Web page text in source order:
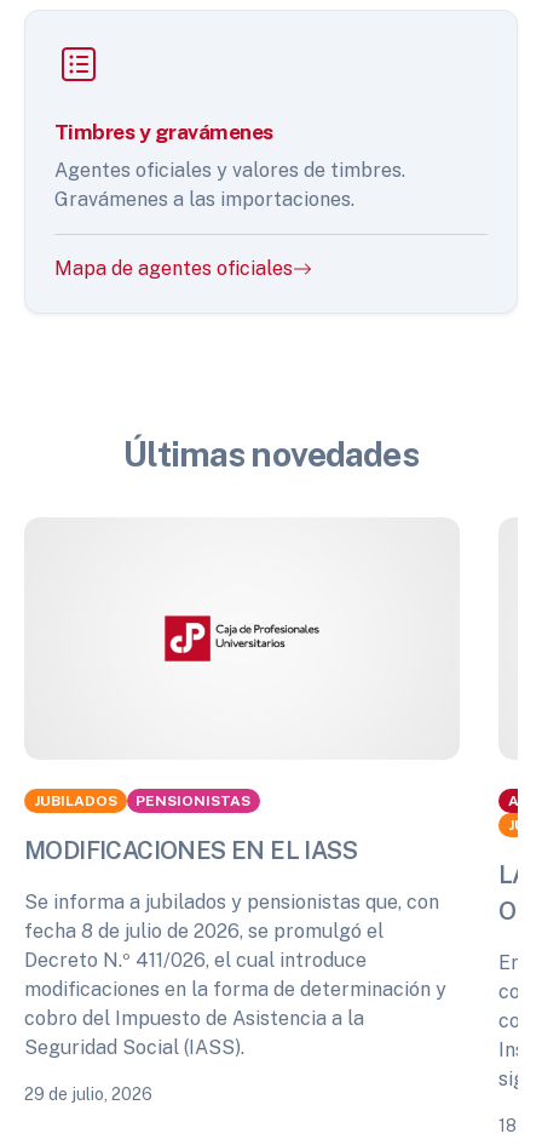
Timbres y gravámenes
Agentes oficiales y valores de timbres.
Gravámenes a las importaciones.
Mapa de agentes oficiales
Últimas novedades
JUBILADOS PENSIONISTAS
MODIFICACIONES EN EL IASS
Se informa a jubilados y pensionistas que, con
fecha 8 de julio de 2026, se promulgó el
Decreto N.º 411/026, el cual introduce
modificaciones en la forma de determinación y
cobro del Impuesto de Asistencia a la
Seguridad Social (IASS).
29 de julio, 2026
LA
En
18